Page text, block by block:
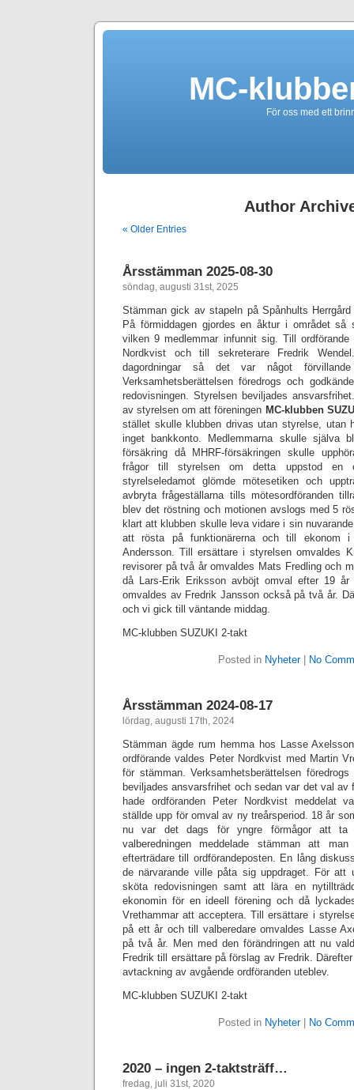
MC-
För oss med ett
Author
« Older Entries
Årsstämman 2025-08-30
söndag, augusti 31st, 2025
Stämman gick av stapeln på Spånhults
På förmiddagen gjordes en åktur i området så
vilken 9 medlemmar infunnit sig. Till
Nordkvist och till sekreterare Fredrik
dagordningar så det var något
Verksamhetsberättelsen föredrogs och
redovisningen. Styrelsen beviljades
av styrelsen om att föreningen MC-klubben
stället skulle klubben drivas utan styrelse, utan
inget bankkonto. Medlemmarna skulle själva
försäkring då MHRF-försäkringen skulle
frågor till styrelsen om detta uppstod en
styrelseledamot glömde mötesetiken och
avbryta frågeställarna tills mötesordföranden
blev det röstning och motionen avslogs med 5
klart att klubben skulle leva vidare i sin
att rösta på funktionärerna och till ekonom
Andersson. Till ersättare i styrelsen omvaldes
revisorer på två år omvaldes Mats Fredling och
då Lars-Erik Eriksson avböjt omval efter 19 år
omvaldes av Fredrik Jansson också på två år.
och vi gick till väntande middag.
MC-klubben SUZUKI 2-takt
Posted in Nyheter| No
Årsstämman 2024-08-17
lördag, augusti 17th, 2024
Stämman ägde rum hemma hos Lasse
ordförande valdes Peter Nordkvist med Martin
för stämman. Verksamhetsberättelsen
beviljades ansvarsfrihet och sedan var det val av
hade ordföranden Peter Nordkvist meddelat
ställde upp för omval av ny treårsperiod. 18 år
nu var det dags för yngre förmågor att ta
valberedningen meddelade stämman att
efterträdare till ordförandeposten. En lång
de närvarande ville påta sig uppdraget. För att
sköta redovisningen samt att lära en
ekonomin för en ideell förening och då
Vrethammar att acceptera. Till ersättare i
på ett år och till valberedare omvaldes Lasse
på två år. Men med den förändringen att nu
Fredrik till ersättare på förslag av Fredrik.
avtackning av avgående ordföranden uteblev.
MC-klubben SUZUKI 2-takt
Posted in Nyheter| No
2020 – ingen 2-taktsträff…
fredag, juli 31st, 2020